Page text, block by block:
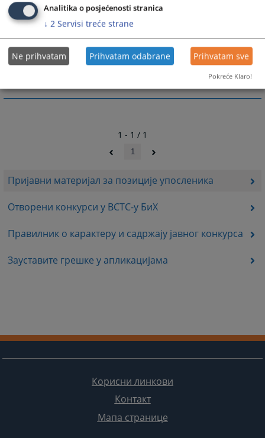
Пријавни материјал за позиције упосленика
Отворени конкурси у ВСТС-у БиХ
Правилник о карактеру и садржају јавног конкурса
Зауставите грешке у апликацијама
Пратећи документи
VSTV Aplikacija za posao
VSTV Aplikacija za posao - ćirilica
1 - 1 / 1
1
Корисни линкови
Контакт
Мапа странице
Analitika o posjećenosti stranica
↓ 2 Servisi treće strane
Ne prihvatam Prihvatam odabrane Prihvatam sve
Pokreće Klaro!